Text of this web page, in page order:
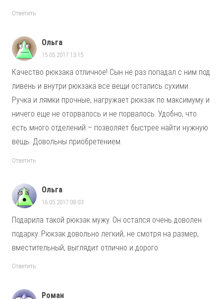
Ответить
Ольга
15.05.2017 13:15
Качество рюкзака отличное! Сын не раз попадал с ним под
ливень и внутри рюкзака все вещи остались сухими.
Ручка и лямки прочные, нагружает рюкзак по максимуму и
ничего еще не оторвалось и не порвалось. Удобно, что
есть много отделений – позволяет быстрее найти нужную
вещь. Довольны приобретением.
Ответить
Ольга
16.05.2017 08:03
Подарила такой рюкзак мужу. Он остался очень доволен
подарку. Рюкзак довольно легкий, не смотря на размер,
вместительный, выглядит отлично и дорого.
Ответить
Роман